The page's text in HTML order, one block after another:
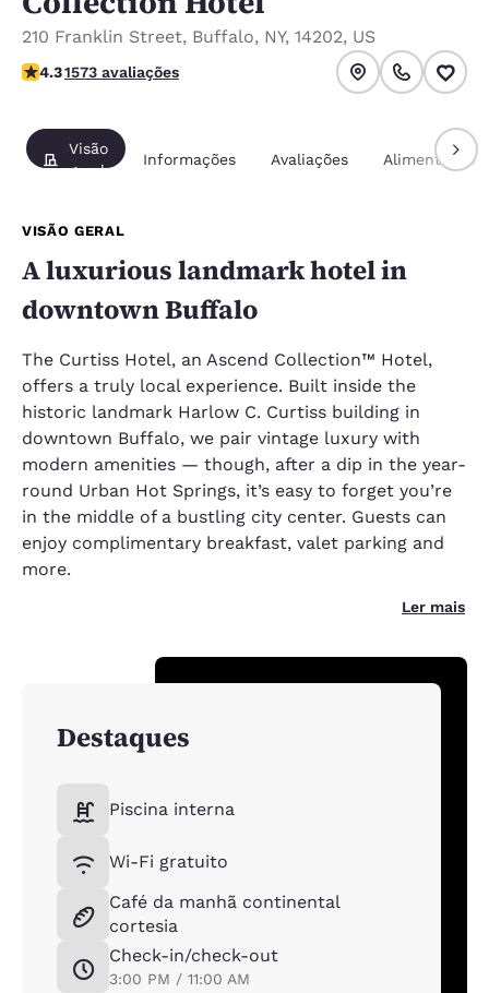
210 Franklin Street, Buffalo, NY, 14202, US
classificação 4.32 estrelas. Excelente.
4.31573 avaliações
Visão
geral
Informações Avaliações Alimentação
VISÃO GERAL
A luxurious landmark hotel in
downtown Buffalo
The Curtiss Hotel, an Ascend Collection™ Hotel,
offers a truly local experience. Built inside the
historic landmark Harlow C. Curtiss building in
downtown Buffalo, we pair vintage luxury with
modern amenities — though, after a dip in the year-
round Urban Hot Springs, it’s easy to forget you’re
in the middle of a bustling city center. Guests can
enjoy complimentary breakfast, valet parking and
more.
Ler mais
Destaques
Piscina interna
Wi-Fi gratuito
Café da manhã continental
cortesia
Check-in/check-out
3:00 PM / 11:00 AM